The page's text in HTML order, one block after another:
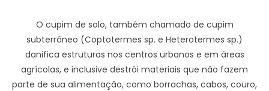
O cupim de solo, também chamado de cupim
subterrâneo (Coptotermes sp. e Heterotermes sp.)
danifica estruturas nos centros urbanos e em áreas
agrícolas, e inclusive destrói materiais que não fazem
parte de sua alimentação, como borrachas, cabos, couro,